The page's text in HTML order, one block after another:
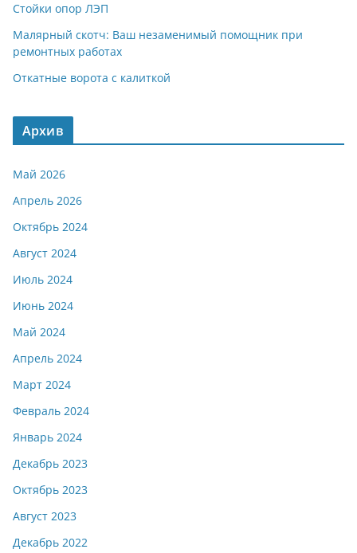
Стойки опор ЛЭП
Малярный скотч: Ваш незаменимый помощник при
ремонтных работах
Откатные ворота с калиткой
Архив
Май 2026
Апрель 2026
Октябрь 2024
Август 2024
Июль 2024
Июнь 2024
Май 2024
Апрель 2024
Март 2024
Февраль 2024
Январь 2024
Декабрь 2023
Октябрь 2023
Август 2023
Декабрь 2022